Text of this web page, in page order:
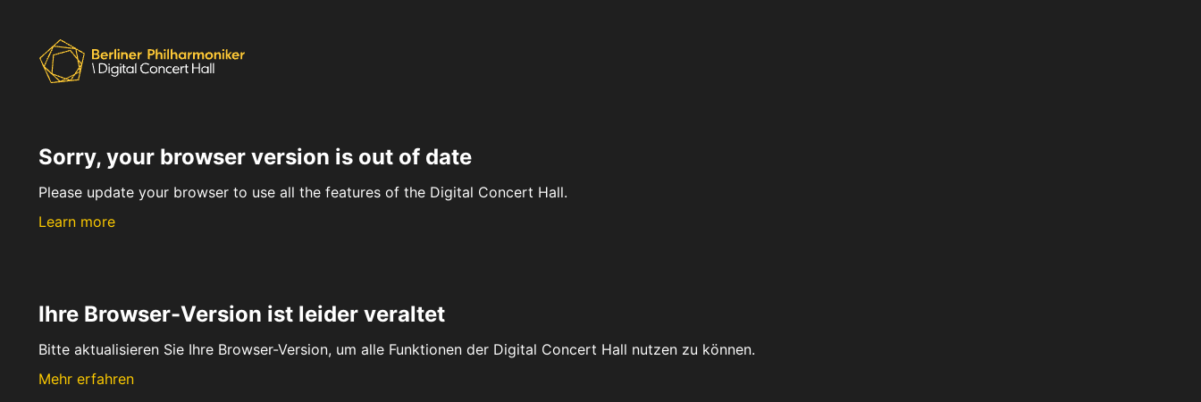
Sorry, your browser version is out of date
Please update your browser to use all the features of the Digital Concert Hall.
Learn more
Ihre Browser-Version ist leider veraltet
Bitte aktualisieren Sie Ihre Browser-Version, um alle Funktionen der Digital Concert Hall nutzen zu können.
Mehr erfahren